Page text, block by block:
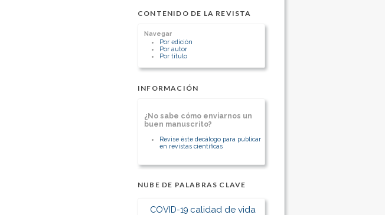
CONTENIDO DE LA REVISTA
Navegar
Por edición
Por autor
Por título
INFORMACIÓN
¿No sabe cómo enviarnos un
buen manuscrito?
Revise éste decálogo para publicar
en revistas científicas
NUBE DE PALABRAS CLAVE
COVID-19 calidad de vida